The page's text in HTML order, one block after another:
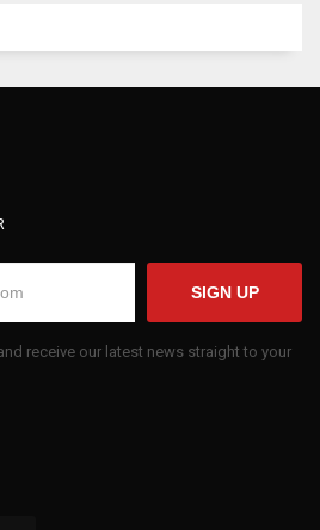
SIGN UP
receive our latest news straight to your